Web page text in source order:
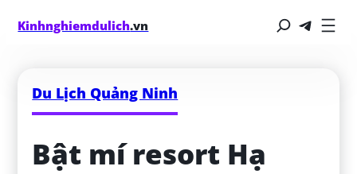
Kinhnghiemdulich.vn
Du Lịch Quảng Ninh
Bật mí resort Hạ